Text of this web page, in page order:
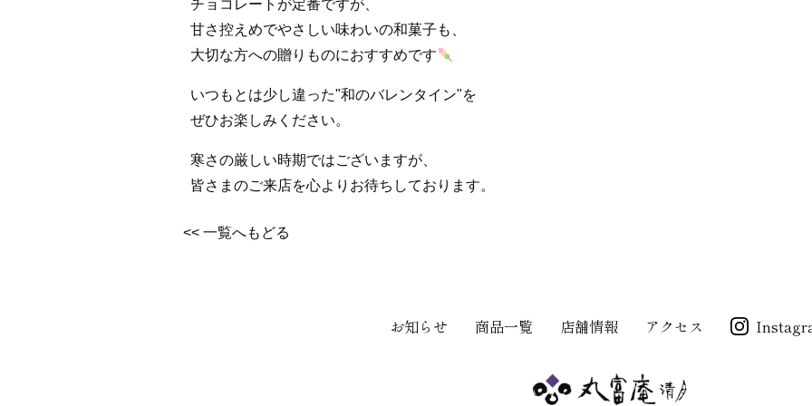
チョコレートが定番ですが、
甘さ控えめでやさしい味わいの和菓子も、
大切な方への贈りものにおすすめです
いつもとは少し違った"和のバレンタイン"を
ぜひお楽しみください。
寒さの厳しい時期ではございますが、
皆さまのご来店を心よりお待ちしております。
<< 一覧へもどる
お知らせ 商品一覧 店舗情報 アクセス